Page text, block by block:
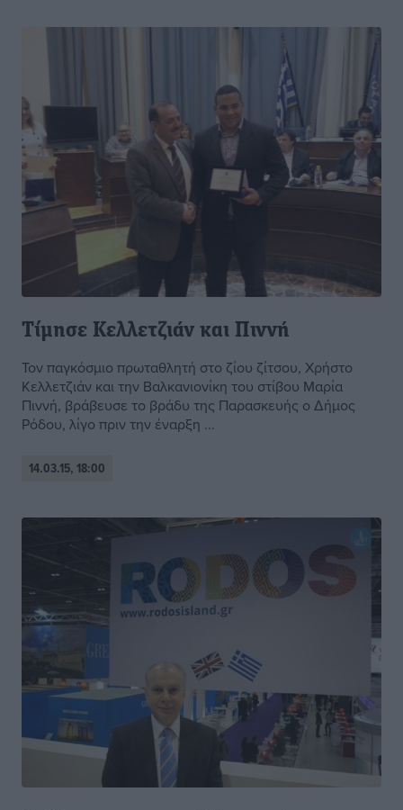
Τίμησε Κελλετζιάν και Πιννή
Τον παγκόσμιο πρωταθλητή στο ζίου ζίτσου, Χρήστο
Κελλετζιάν και την Βαλκανιονίκη του στίβου Μαρία
Πιννή, βράβευσε το βράδυ της Παρασκευής ο Δήμος
Ρόδου, λίγο πριν την έναρξη ...
14.03.15, 18:00